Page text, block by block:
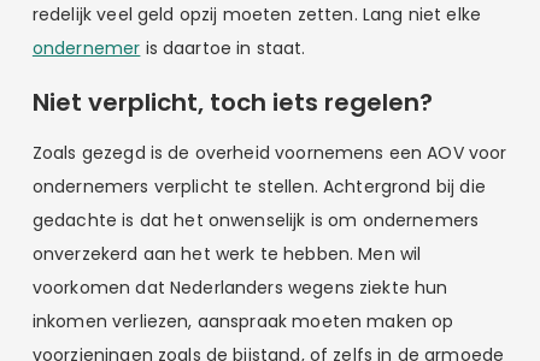
redelijk veel geld opzij moeten zetten. Lang niet elke
ondernemer is daartoe in staat.
Niet verplicht, toch iets regelen?
Zoals gezegd is de overheid voornemens een AOV voor
ondernemers verplicht te stellen. Achtergrond bij die
gedachte is dat het onwenselijk is om ondernemers
onverzekerd aan het werk te hebben. Men wil
voorkomen dat Nederlanders wegens ziekte hun
inkomen verliezen, aanspraak moeten maken op
voorzieningen zoals de bijstand, of zelfs in de armoede